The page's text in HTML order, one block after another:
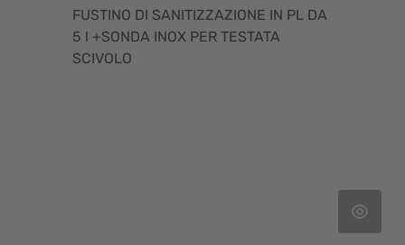
FUSTINO DI SANITIZZAZIONE IN PL DA
5 l +SONDA INOX PER TESTATA
SCIVOLO